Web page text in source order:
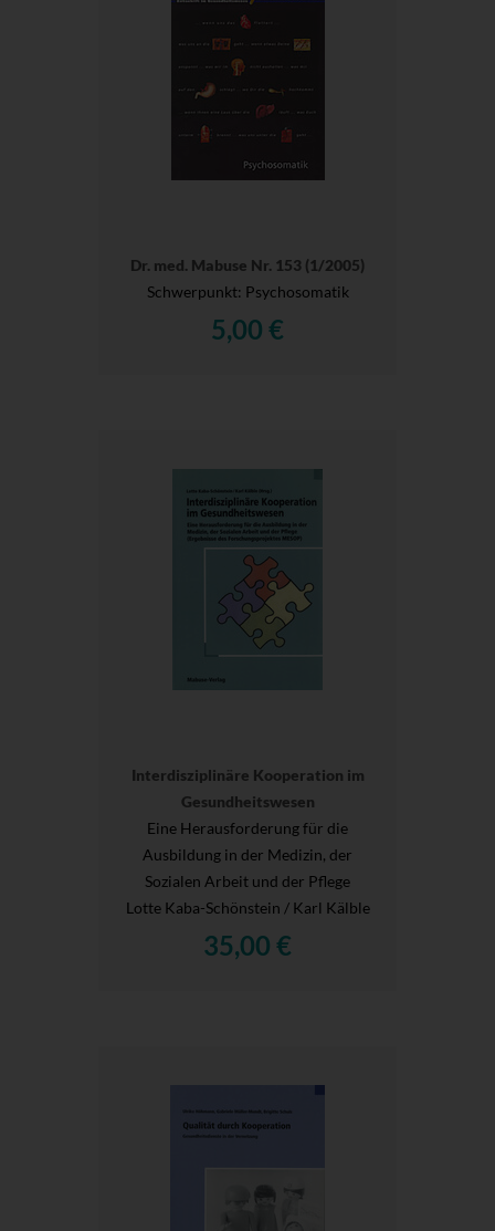
Dr. med. Mabuse Nr. 153 (1/2005)
Schwerpunkt: Psychosomatik
5,00 €
Interdisziplinäre Kooperation im
Gesundheitswesen
Eine Herausforderung für die
Ausbildung in der Medizin, der
Sozialen Arbeit und der Pflege
Lotte Kaba-Schönstein / Karl Kälble
35,00 €